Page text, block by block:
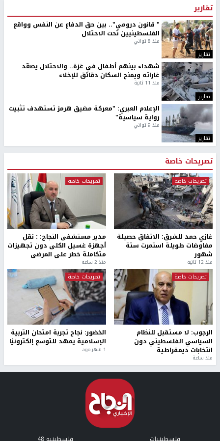
تقارير
تقارير
" قانون درومي".. بين حق الدفاع عن النفس وواقع
الفلسطينيين تحت الاحتلال
منذ 8 ثواني
تقارير
شهداء بينهم أطفال في غزة.. والاحتلال يصعّد
غاراته ويمنح السكان دقائق للإخلاء
منذ 11 ثانية
تقارير
الإعلام العبري: "معركة مضيق هرمز تستهدف تثبيت
رواية سياسية"
منذ 9 ثواني
تصريحات خاصة
تصريحات خاصة
غازي حمد للشرق: الاتفاق حصيلة
مفاوضات طويلة استمرت ستة
شهور
منذ 12 ثانية
تصريحات خاصة
مدير مستشفى النجاح: : نقل
أجهزة غسيل الكلى دون تجهيزات
متكاملة خطر على المرضى
منذ 2 ساعة
تصريحات خاصة
الرجوب: لا مستقبل للنظام
السياسي الفلسطيني دون
انتخابات ديمقراطية
منذ ساعة
تصريحات خاصة
الخضور: نجاح تجربة امتحان التربية
الإسلامية يمهد للتوسع إلكترونيًا
1 شهر ago